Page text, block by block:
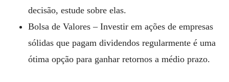
decisão, estude sobre elas.
Bolsa de Valores – Investir em ações de empresas
sólidas que pagam dividendos regularmente é uma
ótima opção para ganhar retornos a médio prazo.